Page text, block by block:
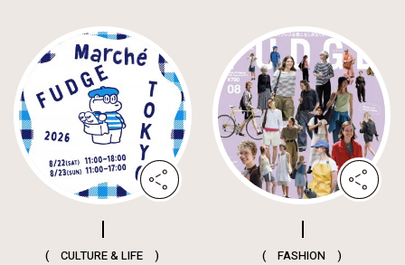
( CULTURE & LIFE ) ( FASHION )